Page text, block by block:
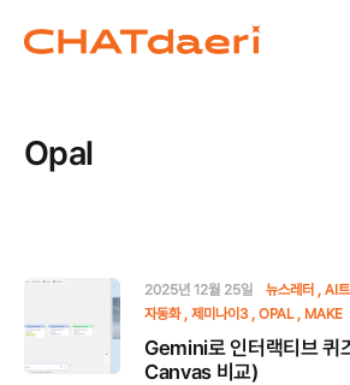
Opal
2025년 12월 25일 뉴스레터 AI
자동화
제미나이3 OPAL MAKE
Gemini로 인터랙티브 퀴
Canvas 비교)